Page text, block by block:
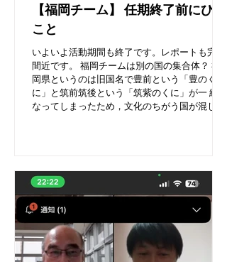
【福岡チーム】 任期終了前にひと
こと
いよいよ活動期間も終了です。レポートも完成
間近です。 福岡チームは別の国の集合体？ 福
岡県というのは旧国名で豊前という「豊のく
に」と筑前筑後という「筑紫のくに」が一 緒に
なってしまったため，文化のちがう国が混じっ
前のくにの話です。しかしながら，メンバーは
私以外の4名は筑紫にゆかりのあるメンバーで
す。そのため当初は瀬戸内を離れたテーマも検
討しました。最終的に「壇の浦に沈んだ剣」に
テーマを絞ったのですが，意図せぬことで，筑
紫，それもメンバーの高校生2名がいる「糸
島」，それも二人が通う糸島高校の博物館の母